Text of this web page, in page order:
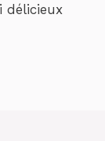
délicieux